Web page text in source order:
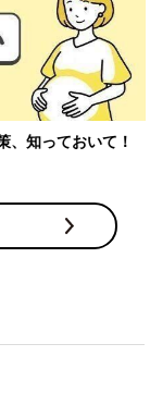
、知っておいて！